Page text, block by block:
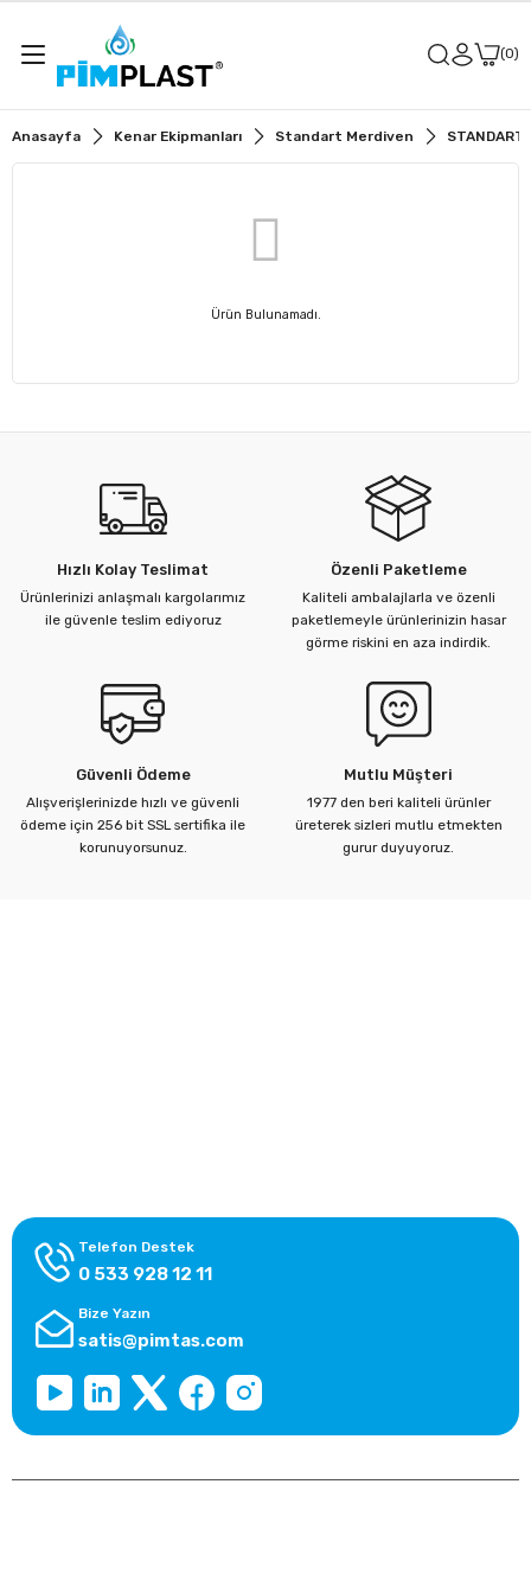
0
Anasayfa Kenar Ekipmanları Standart Merdiven STANDART
Ürün Bulunamadı.
Hızlı Kolay Teslimat
Ürünlerinizi anlaşmalı kargolarımız
ile güvenle teslim ediyoruz
Özenli Paketleme
Kaliteli ambalajlarla ve özenli
paketlemeyle ürünlerinizin hasar
görme riskini en aza indirdik.
Güvenli Ödeme
Alışverişlerinizde hızlı ve güvenli
ödeme için 256 bit SSL sertifika ile
korunuyorsunuz.
Mutlu Müşteri
1977 den beri kaliteli ürünler
üreterek sizleri mutlu etmekten
gurur duyuyoruz.
Telefon Destek
0 533 928 12 11
Bize Yazın
satis@pimtas.com